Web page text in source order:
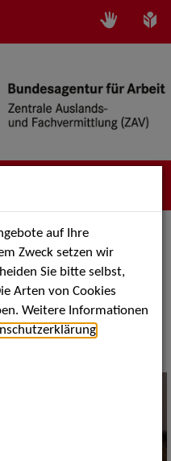
als PDF speichern
auf Ihre
Zweck setzen wir
Sie bitte selbst,
Arten von Cookies
Weitere Informationen